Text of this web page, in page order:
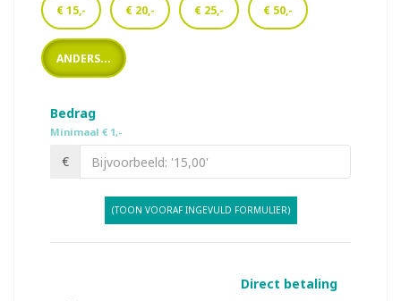
€ 15,- € 20,- € 25,- € 50,-
ANDERS...
Bedrag
Minimaal € 1,-
€
(TOON VOORAF INGEVULD FORMULIER)
Direct betaling